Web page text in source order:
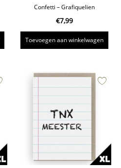
Confetti – Grafiquelien
€7,99
Toevoegen aan winkelwagen